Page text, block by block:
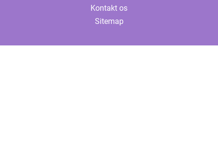
Kontakt os
Sitemap